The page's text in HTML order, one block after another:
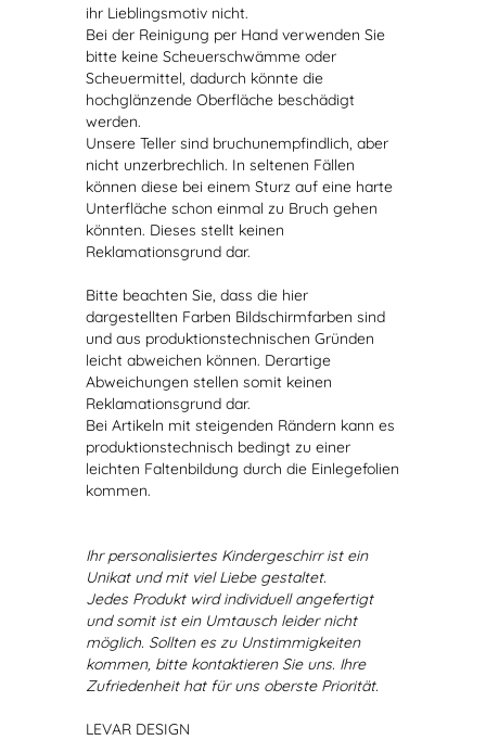
ihr Lieblingsmotiv nicht.
Bei der Reinigung per Hand verwenden Sie
bitte keine Scheuerschwämme oder
Scheuermittel, dadurch könnte die
hochglänzende Oberfläche beschädigt
werden.
Unsere Teller sind bruchunempfindlich, aber
nicht unzerbrechlich. In seltenen Fällen
können diese bei einem Sturz auf eine harte
Unterfläche schon einmal zu Bruch gehen
könnten. Dieses stellt keinen
Reklamationsgrund dar.
Bitte beachten Sie, dass die hier
dargestellten Farben Bildschirmfarben sind
und aus produktionstechnischen Gründen
leicht abweichen können. Derartige
Abweichungen stellen somit keinen
Reklamationsgrund dar.
Bei Artikeln mit steigenden Rändern kann es
produktionstechnisch bedingt zu einer
leichten Faltenbildung durch die Einlegefolien
kommen.
Ihr personalisiertes Kindergeschirr ist ein
Unikat und mit viel Liebe gestaltet.
Jedes Produkt wird individuell angefertigt
und somit ist ein Umtausch leider nicht
möglich. Sollten es zu Unstimmigkeiten
kommen, bitte kontaktieren Sie uns. Ihre
Zufriedenheit hat für uns oberste Priorität.
LEVAR DESIGN